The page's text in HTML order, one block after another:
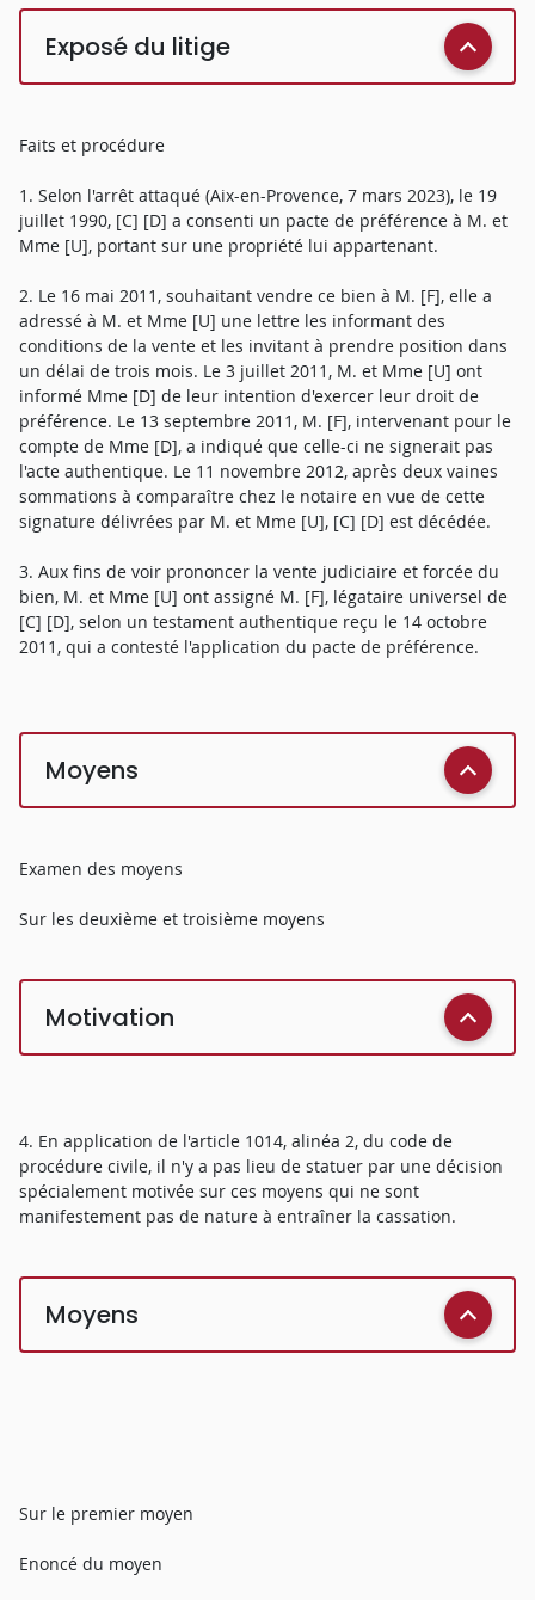
Exposé du litige
Faits et procédure
1. Selon l'arrêt attaqué (Aix-en-Provence, 7 mars 2023), le 19
juillet 1990, [C] [D] a consenti un pacte de préférence à M. et
Mme [U], portant sur une propriété lui appartenant.
2. Le 16 mai 2011, souhaitant vendre ce bien à M. [F], elle a
adressé à M. et Mme [U] une lettre les informant des
conditions de la vente et les invitant à prendre position dans
un délai de trois mois. Le 3 juillet 2011, M. et Mme [U] ont
informé Mme [D] de leur intention d'exercer leur droit de
préférence. Le 13 septembre 2011, M. [F], intervenant pour le
compte de Mme [D], a indiqué que celle-ci ne signerait pas
l'acte authentique. Le 11 novembre 2012, après deux vaines
sommations à comparaître chez le notaire en vue de cette
signature délivrées par M. et Mme [U], [C] [D] est décédée.
3. Aux fins de voir prononcer la vente judiciaire et forcée du
bien, M. et Mme [U] ont assigné M. [F], légataire universel de
[C] [D], selon un testament authentique reçu le 14 octobre
2011, qui a contesté l'application du pacte de préférence.
Moyens
Examen des moyens
Sur les deuxième et troisième moyens
Motivation
4. En application de l'article 1014, alinéa 2, du code de
procédure civile, il n'y a pas lieu de statuer par une décision
spécialement motivée sur ces moyens qui ne sont
manifestement pas de nature à entraîner la cassation.
Moyens
Sur le premier moyen
Enoncé du moyen